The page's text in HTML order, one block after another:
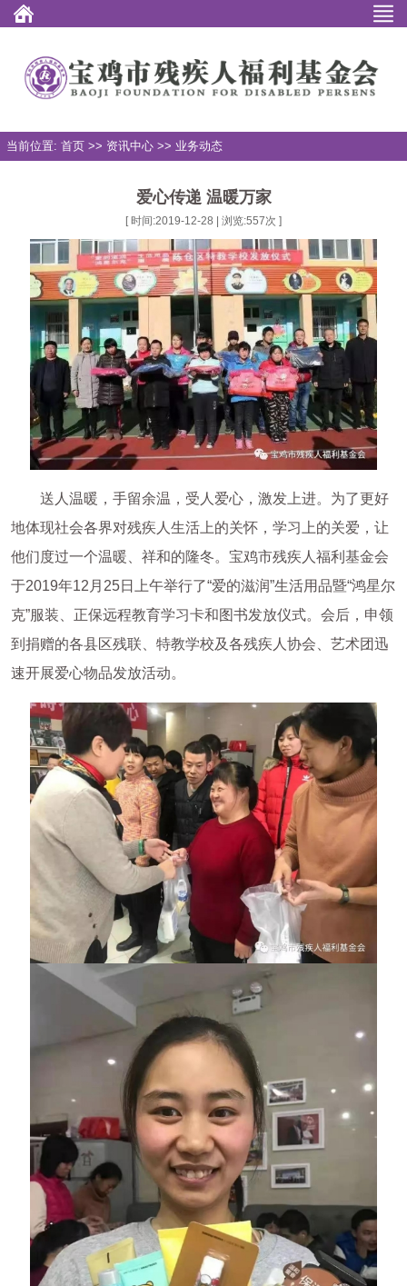
当前位置: 首页 >> 资讯中心 >> 业务动态
爱心传递 温暖万家
[ 时间:2019-12-28 | 浏览:557次 ]
送人温暖，手留余温，受人爱心，激发上进。为了更好
地体现社会各界对残疾人生活上的关怀，学习上的关爱，让
他们度过一个温暖、祥和的隆冬。宝鸡市残疾人福利基金会
于2019年12月25日上午举行了“爱的滋润”生活用品暨“鸿星尔
克”服装、正保远程教育学习卡和图书发放仪式。会后，申领
到捐赠的各县区残联、特教学校及各残疾人协会、艺术团迅
速开展爱心物品发放活动。